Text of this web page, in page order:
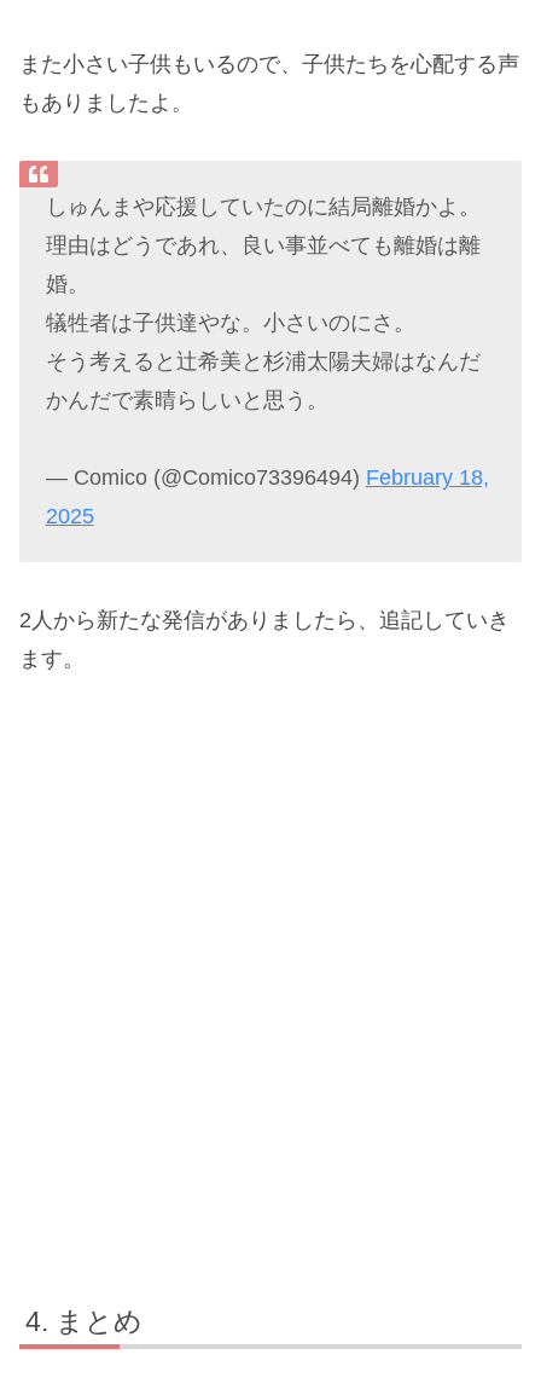
また小さい子供もいるので、子供たちを心配する声
もありましたよ。
しゅんまや応援していたのに結局離婚かよ。
理由はどうであれ、良い事並べても離婚は離
婚。
犠牲者は子供達やな。小さいのにさ。
そう考えると辻希美と杉浦太陽夫婦はなんだ
かんだで素晴らしいと思う。
— Comico (@Comico73396494) February 18,
2025
2人から新たな発信がありましたら、追記していき
ます。
まとめ